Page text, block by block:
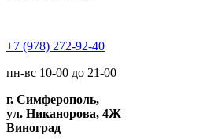
+7 (978) 272-92-40
пн-вс 10-00 до 21-00
г. Симферополь,
ул. Никанорова, 4Ж
Виноград